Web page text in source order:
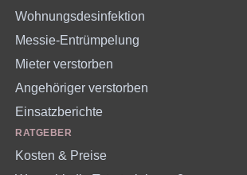
Wohnungsdesinfektion
Messie-Entrümpelung
Mieter verstorben
Angehöriger verstorben
Einsatzberichte
RATGEBER
Kosten & Preise